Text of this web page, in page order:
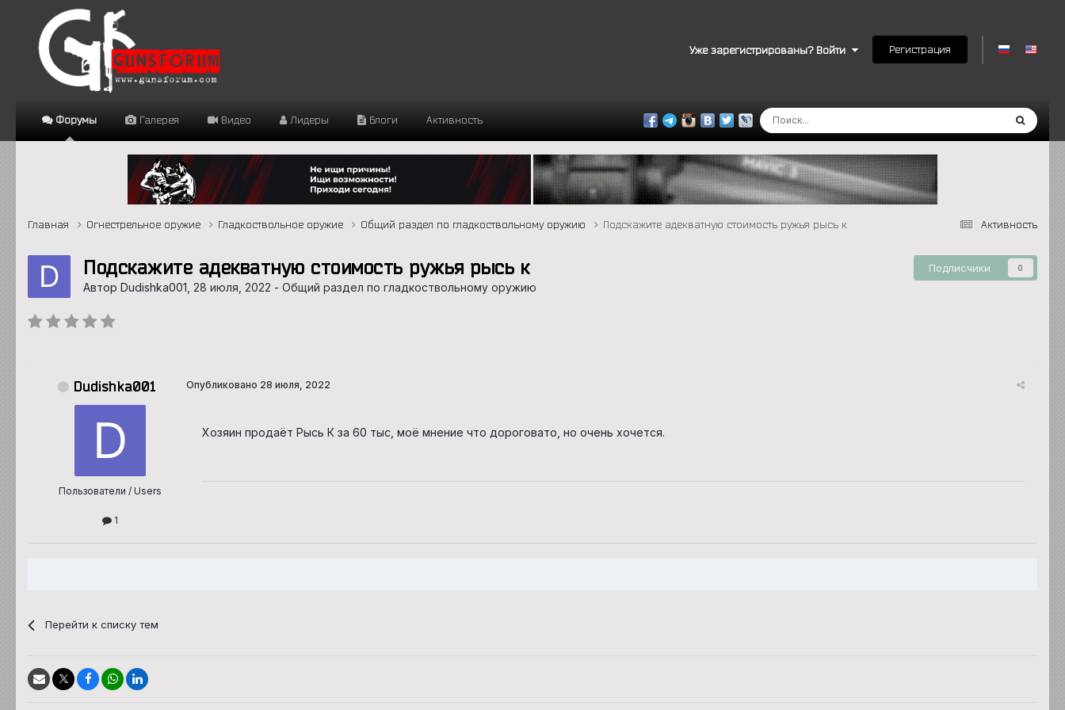
Уже зарегистрированы? Войти Регистрация
Форумы Галерея Видео Лидеры Блоги Активность
Активность
Главная Огнестрельное оружие Гладкоствольное оружие Общий раздел по гладкоствольному оружию Подскажите адекватную стоимость ружья рысь к
Подписчики 0
Подскажите адекватную стоимость ружья рысь к
Автор Dudishka001,28 июля, 2022 -Общий раздел по гладкоствольному оружию
Dudishka001
Пользователи / Users
1
Опубликовано 28 июля, 2022
Хозяин продаёт Рысь К за 60 тыс, моё мнение что дороговато, но очень хочется.
Перейти к списку тем